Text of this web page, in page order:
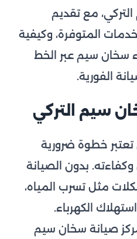
مع تقديم
المتوفرة، وكيفية
سخان سيم عبر الخط
سيم التركي
خطوة ضرورية
بدون الصيانة
مثل تسرب المياه،
الكهرباء.
صيانة سخان سيم